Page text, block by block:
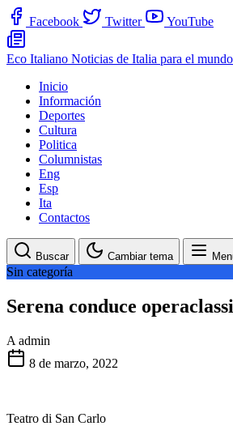
Facebook Twitter YouTube
Eco Italiano Noticias de Italia para el mundo
Inicio
Información
Deportes
Cultura
Politica
Columnistas
Eng
Esp
Ita
Contactos
Buscar Cambiar tema
Sin categoría
Serena conduce
A admin
8 de marzo, 2022
Teatro di San Carlo